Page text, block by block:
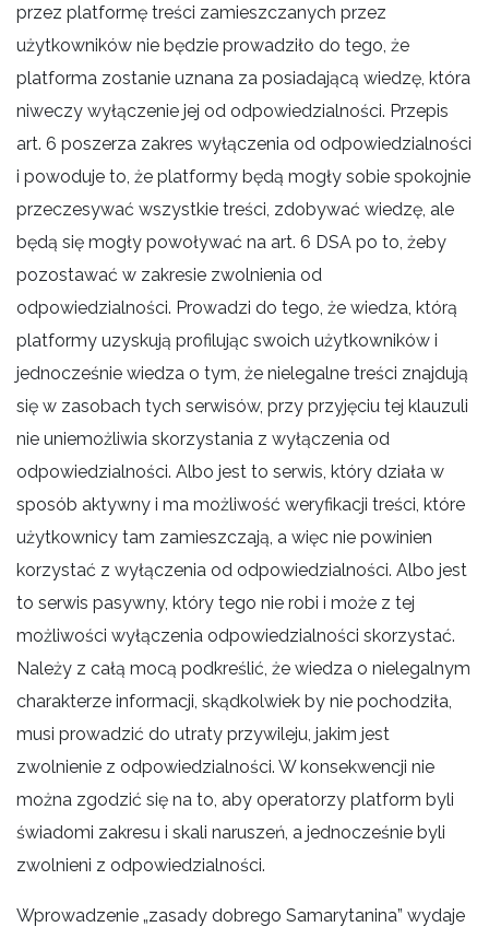
przez platformę treści zamieszczanych przez
użytkowników nie będzie prowadziło do tego, że
platforma zostanie uznana za posiadającą wiedzę, która
niweczy wyłączenie jej od odpowiedzialności. Przepis
art. 6 poszerza zakres wyłączenia od odpowiedzialności
i powoduje to, że platformy będą mogły sobie spokojnie
przeczesywać wszystkie treści, zdobywać wiedzę, ale
będą się mogły powoływać na art. 6 DSA po to, żeby
pozostawać w zakresie zwolnienia od
odpowiedzialności. Prowadzi do tego, że wiedza, którą
platformy uzyskują profilując swoich użytkowników i
jednocześnie wiedza o tym, że nielegalne treści znajdują
się w zasobach tych serwisów, przy przyjęciu tej klauzuli
nie uniemożliwia skorzystania z wyłączenia od
odpowiedzialności. Albo jest to serwis, który działa w
sposób aktywny i ma możliwość weryfikacji treści, które
użytkownicy tam zamieszczają, a więc nie powinien
korzystać z wyłączenia od odpowiedzialności. Albo jest
to serwis pasywny, który tego nie robi i może z tej
możliwości wyłączenia odpowiedzialności skorzystać.
Należy z całą mocą podkreślić, że wiedza o nielegalnym
charakterze informacji, skądkolwiek by nie pochodziła,
musi prowadzić do utraty przywileju, jakim jest
zwolnienie z odpowiedzialności. W konsekwencji nie
można zgodzić się na to, aby operatorzy platform byli
świadomi zakresu i skali naruszeń, a jednocześnie byli
zwolnieni z odpowiedzialności.
Wprowadzenie „zasady dobrego Samarytanina” wydaje